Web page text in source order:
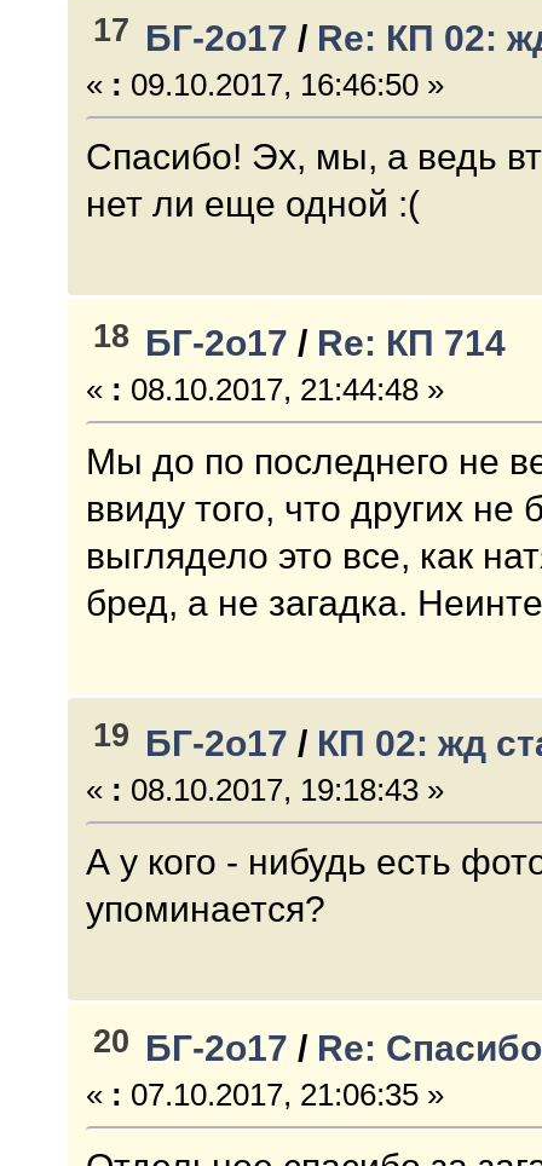
17 БГ-2о17 / Re: КП 02:
« : 09.10.2017, 16:46:50 »
Спасибо! Эх, мы, а ведь
нет ли еще одной :(
18 БГ-2о17 / Re: КП 714
« : 08.10.2017, 21:44:48 »
Мы до по последнего не
ввиду того, что других
выглядело это все, как
бред, а не загадка.
19 БГ-2о17 / КП 02: жд
« : 08.10.2017, 19:18:43 »
А у кого - нибудь есть
упоминается?
20 БГ-2о17 / Re:
« : 07.10.2017, 21:06:35 »